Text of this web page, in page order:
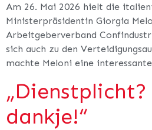
Am 26. Mai 2026 hielt die
Ministerpräsidentin Giorgia
Arbeitgeberverband
sich auch zu den
machte Meloni eine
„Dienstplicht?
dankje!“